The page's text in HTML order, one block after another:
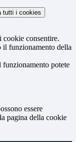
tutti i cookies
cookie consentire.
il funzionamento della
funzionamento potete
essere
pagina della cookie